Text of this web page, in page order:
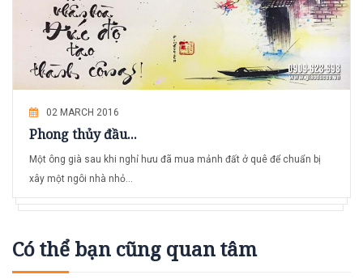
02 MARCH 2016
Phong thủy đầu...
Một ông già sau khi nghỉ hưu đã mua mảnh đất ở quê để chuẩn bị
xây một ngôi nhà nhỏ...
Có thể bạn cũng quan tâm